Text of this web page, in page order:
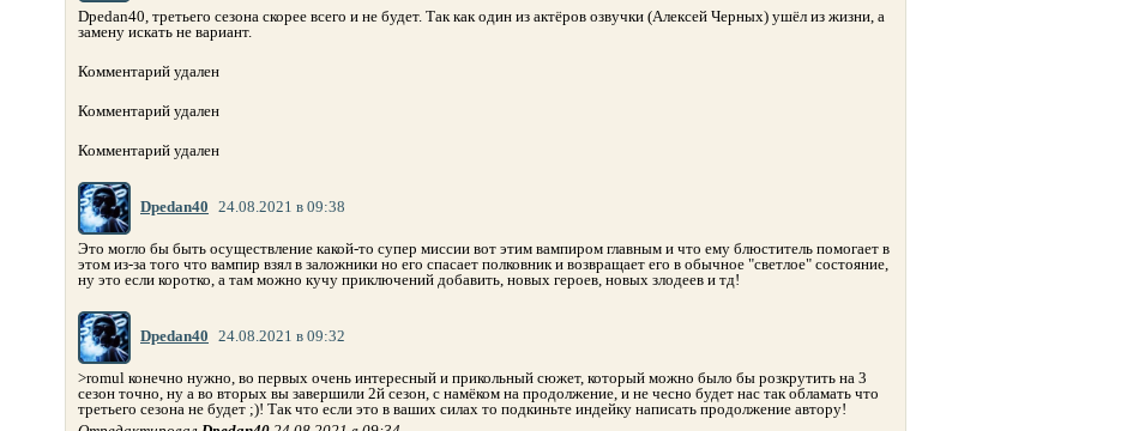
Dpedan40, третьего сезона скорее всего и не будет. Так как один из актёров озвучки (Алексей Черных) ушёл из жизни, а
замену искать не вариант.
Комментарий удален
Комментарий удален
Комментарий удален
Dpedan40 24.08.2021 в 09:38
Это могло бы быть осуществление какой-то супер миссии вот этим вампиром главным и что ему блюститель помогает в
этом из-за того что вампир взял в заложники но его спасает полковник и возвращает его в обычное "светлое" состояние,
ну это если коротко, а там можно кучу приключений добавить, новых героев, новых злодеев и тд!
Dpedan40 24.08.2021 в 09:32
>romul конечно нужно, во первых очень интересный и прикольный сюжет, который можно было бы розкрутить на 3
сезон точно, ну а во вторых вы завершили 2й сезон, с намёком на продолжение, и не чесно будет нас так обламать что
третьего сезона не будет ;)! Так что если это в ваших силах то подкиньте индейку написать продолжение автору!